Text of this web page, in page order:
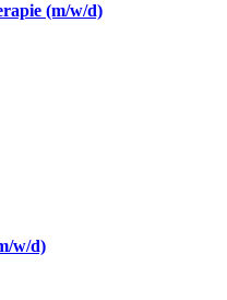
(m/w/d)
w/d)